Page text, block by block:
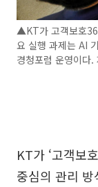
▲KT가 고객보호
요 실행 과제는 AI
경청포럼 운영이다
KT가 ‘고객보
중심의 관리